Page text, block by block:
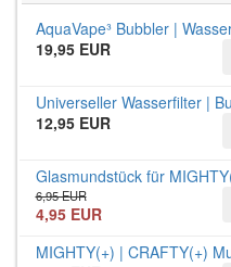
AquaVape³ Bubbler |
19,95 EUR
Universeller Wasserfilter |
12,95 EUR
Glasmundstück für
6,95 EUR
4,95 EUR
MIGHTY(+) | CRAFTY(+)